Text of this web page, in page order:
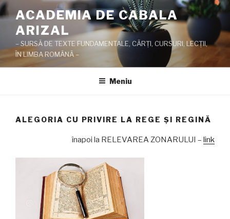
Sari
la
conținut
ACADEMIA DE CABALA
ARIZAL
– SURSĂ DE TEXTE FUNDAMENTALE, CĂRŢI, CURSURI, LECŢII,
ÎN LIMBA ROMÂNĂ –
Meniu
ALEGORIA CU PRIVIRE LA REGE ŞI REGINĂ
înapoi la RELEVAREA ZONARULUI – link